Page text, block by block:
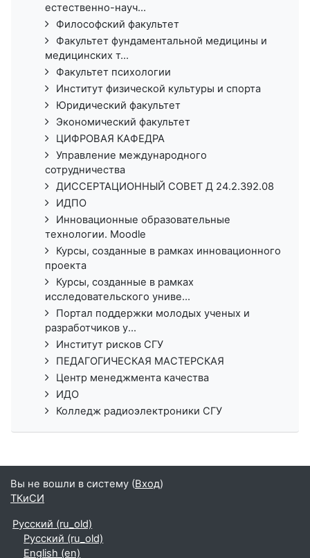
естественно-науч...
Философский факультет
Факультет фундаментальной медицины и
медицинских т...
Факультет психологии
Институт физической культуры и спорта
Юридический факультет
Экономический факультет
ЦИФРОВАЯ КАФЕДРА
Управление международного
сотрудничества
ДИССЕРТАЦИОННЫЙ СОВЕТ Д 24.2.392.08
ИДПО
Инновационные образовательные
технологии. Moodle
Курсы, созданные в рамках инновационного
проекта
Курсы, созданные в рамках
исследовательского униве...
Портал поддержки молодых ученых и
разработчиков у...
Институт рисков СГУ
ПЕДАГОГИЧЕСКАЯ МАСТЕРСКАЯ
Центр менеджмента качества
ИДО
Колледж радиоэлектроники СГУ
Вы не вошли в систему (Вход)
ТКиСИ
Русский ‎(ru_old)‎
Русский ‎(ru_old)‎
English ‎(en)‎